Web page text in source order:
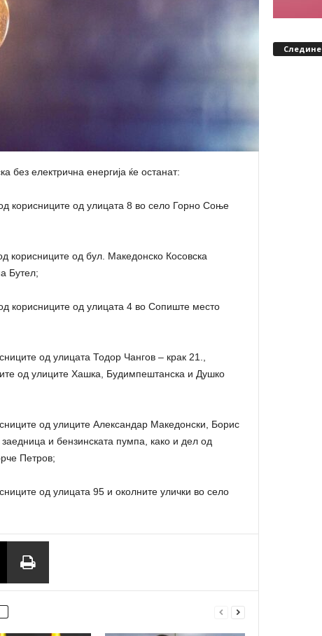
без електрична енергија ќе останат:
корисниците од улицата 8 во село Горно Соње
корисниците од бул. Македонско Косовска
Бутел;
корисниците од улицата 4 во Сопиште место
од улицата Тодор Чангов – крак 21.,
од улиците Хашка, Будимпештанска и Душко
од улиците Александар Македонски, Борис
и бензинската пумпа, како и дел од
Петров;
од улицата 95 и околните улички во село
Следине